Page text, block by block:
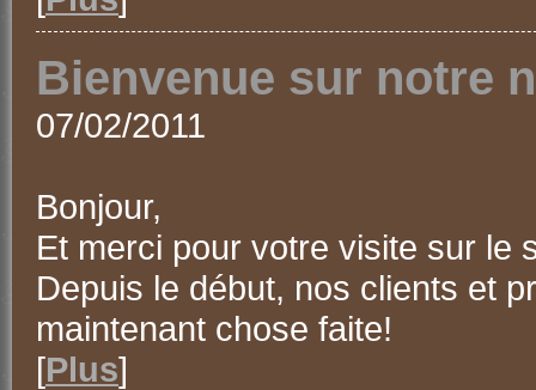
Bienvenue sur notre
07/02/2011
Bonjour,
Et merci pour votre visite sur le
Depuis le début, nos clients et
maintenant chose faite!
[Plus]